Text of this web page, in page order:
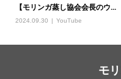
【モリンガ蒸し協会会長のウ...
2024.09.30 YouTube
モ